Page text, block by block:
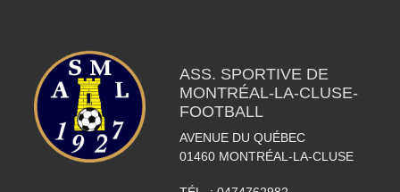
ASS. SPORTIVE DE
MONTRÉAL-LA-CLUSE-
FOOTBALL
AVENUE DU QUÉBEC
01460 MONTRÉAL-LA-CLUSE